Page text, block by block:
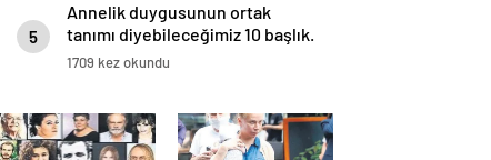
5
Annelik duygusunun ortak
tanımı diyebileceğimiz 10 başlık.
1709 kez okundu